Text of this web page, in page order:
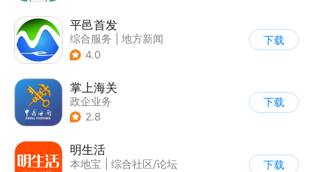
平邑首发
综合服务
地方新闻
4.0
下载
掌上海关
政企业务
2.8
下载
明生活
本地宝
综合社区/论坛
下载